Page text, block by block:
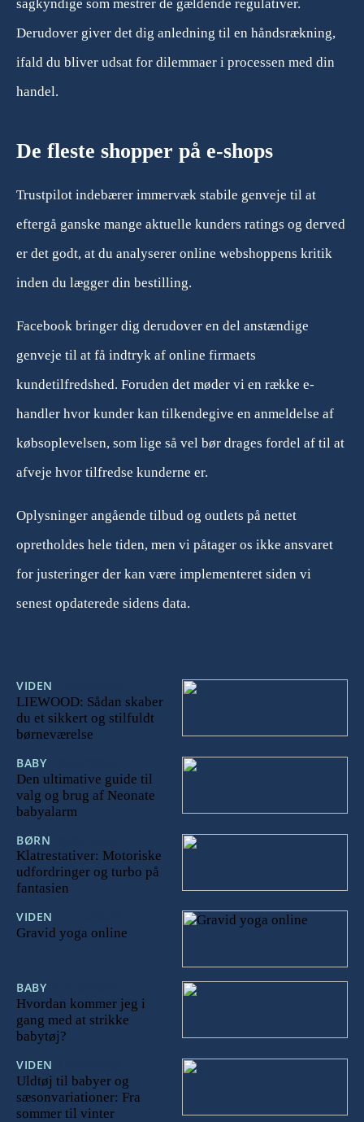
sagkyndige som mestrer de gældende regulativer.
Derudover giver det dig anledning til en håndsrækning,
ifald du bliver udsat for dilemmaer i processen med din
handel.
De fleste shopper på e-shops
Trustpilot indebærer immervæk stabile genveje til at
eftergå ganske mange aktuelle kunders ratings og derved
er det godt, at du analyserer online webshoppens kritik
inden du lægger din bestilling.
Facebook bringer dig derudover en del anstændige
genveje til at få indtryk af online firmaets
kundetilfredshed. Foruden det møder vi en række e-
handler hvor kunder kan tilkendegive en anmeldelse af
købsoplevelsen, som lige så vel bør drages fordel af til at
afveje hvor tilfredse kunderne er.
Oplysninger angående tilbud og outlets på nettet
opretholdes hele tiden, men vi påtager os ikke ansvaret
for justeringer der kan være implementeret siden vi
senest opdaterede sidens data.
VIDEN
LIEWOOD: Sådan skaber
du et sikkert og stilfuldt
børneværelse
BABY
Den ultimative guide til
valg og brug af Neonate
babyalarm
BØRN
Klatrestativer: Motoriske
udfordringer og turbo på
fantasien
VIDEN
Gravid yoga online
BABY
Hvordan kommer jeg i
gang med at strikke
babytøj?
VIDEN
Uldtøj til babyer og
sæsonvariationer: Fra
sommer til vinter